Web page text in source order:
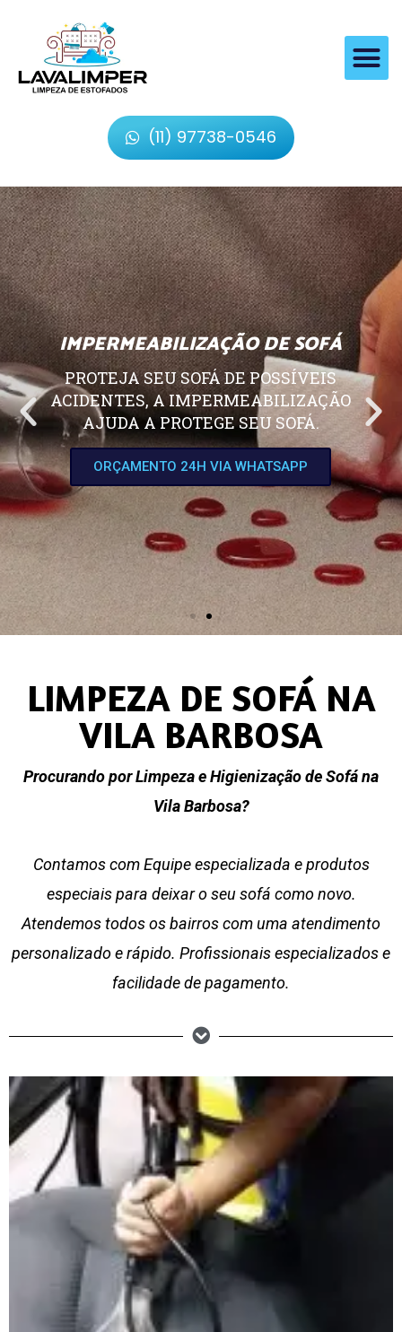
(11) 97738-0546
IMPERMEABILIZAÇÃO DE SOFÁ
PROTEJA SEU SOFÁ DE POSSÍVEIS
ACIDENTES, A IMPERMEABILIZAÇÃO
AJUDA A PROTEGE SEU SOFÁ.
ORÇAMENTO 24H VIA WHATSAPP
LIMPEZA DE SOFÁ NA
VILA BARBOSA
Procurando por Limpeza e Higienização de Sofá na
Vila Barbosa?
Contamos com Equipe especializada e produtos
especiais para deixar o seu sofá como novo.
Atendemos todos os bairros com uma atendimento
personalizado e rápido. Profissionais especializados e
facilidade de pagamento.